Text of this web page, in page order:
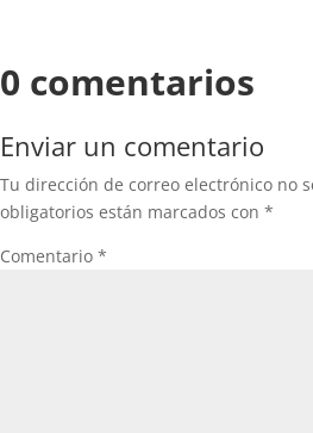
0 comentarios
Enviar un comentario
Tu dirección de correo electrónico no
obligatorios están marcados con *
Comentario *